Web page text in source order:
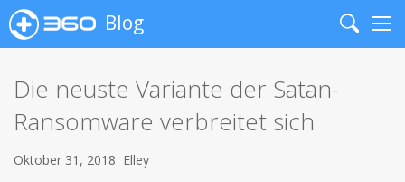
Blog
Search
Die neuste Variante der Satan-
Ransomware verbreitet sich
Oktober 31, 2018 Elley